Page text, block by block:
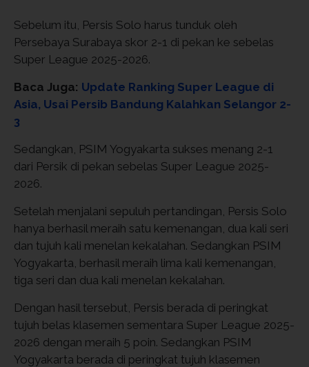
Sebelum itu, Persis Solo harus tunduk oleh
Persebaya Surabaya skor 2-1 di pekan ke sebelas
Super League 2025-2026.
Baca Juga: Update Ranking Super League di
Asia, Usai Persib Bandung Kalahkan Selangor 2-
3
Sedangkan, PSIM Yogyakarta sukses menang 2-1
dari Persik di pekan sebelas Super League 2025-
2026.
Setelah menjalani sepuluh pertandingan, Persis Solo
hanya berhasil meraih satu kemenangan, dua kali seri
dan tujuh kali menelan kekalahan. Sedangkan PSIM
Yogyakarta, berhasil meraih lima kali kemenangan,
tiga seri dan dua kali menelan kekalahan.
Dengan hasil tersebut, Persis berada di peringkat
tujuh belas klasemen sementara Super League 2025-
2026 dengan meraih 5 poin. Sedangkan PSIM
Yogyakarta berada di peringkat tujuh klasemen